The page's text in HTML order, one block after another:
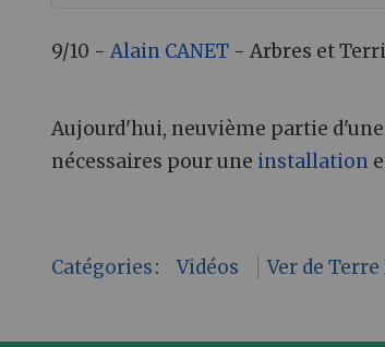
9/10 - Alain CANET - Arbres et
Aujourd'hui, neuvième partie
nécessaires pour une installation
Catégories: Vidéos Ver de